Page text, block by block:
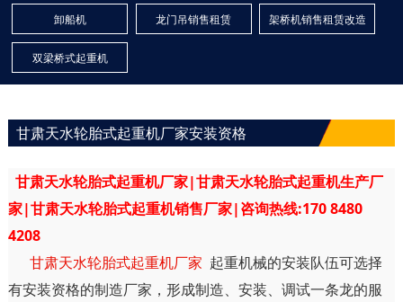
卸船机 龙门吊销售租赁 架桥机销售租赁改造
双梁桥式起重机
甘肃天水轮胎式起重机厂家安装资格
甘肃天水轮胎式起重机厂家|甘肃天水轮胎式起重机生产厂
家|甘肃天水轮胎式起重机销售厂家|咨询热线:170 8480
4208
甘肃天水轮胎式起重机厂家 起重机械的安装队伍可选择
有安装资格的制造厂家，形成制造、安装、调试一条龙的服